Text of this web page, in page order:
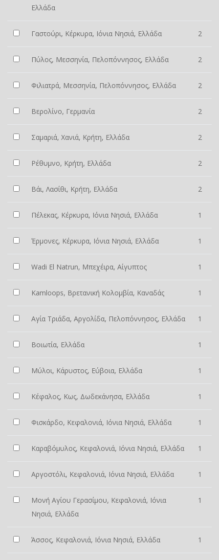
Ελλάδα
Γαστούρι, Κέρκυρα, Ιόνια Νησιά, Ελλάδα 2
Πύλος, Μεσσηνία, Πελοπόννησος, Ελλάδα 2
Φιλιατρά, Μεσσηνία, Πελοπόννησος, Ελλάδα 2
Βερολίνο, Γερμανία 2
Σαμαριά, Χανιά, Κρήτη, Ελλάδα 2
Ρέθυμνο, Κρήτη, Ελλάδα 2
Βάι, Λασίθι, Κρήτη, Ελλάδα 2
Πέλεκας, Κέρκυρα, Ιόνια Νησιά, Ελλάδα 1
Έρμονες, Κέρκυρα, Ιόνια Νησιά, Ελλάδα 1
Wadi El Natrun, Μπεχέιρα, Αίγυπτος 1
Kamloops, Βρετανική Κολομβία, Καναδάς 1
Αγία Τριάδα, Αργολίδα, Πελοπόννησος, Ελλάδα 1
Βοιωτία, Ελλάδα 1
Μύλοι, Κάρυστος, Εύβοια, Ελλάδα 1
Κέφαλος, Κως, Δωδεκάνησα, Ελλάδα 1
Φισκάρδο, Κεφαλονιά, Ιόνια Νησιά, Ελλάδα 1
Καραβόμυλος, Κεφαλονιά, Ιόνια Νησιά, Ελλάδα 1
Αργοστόλι, Κεφαλονιά, Ιόνια Νησιά, Ελλάδα 1
Μονή Αγίου Γερασίμου, Κεφαλονιά, Ιόνια
Νησιά, Ελλάδα
1
Άσσος, Κεφαλονιά, Ιόνια Νησιά, Ελλάδα 1